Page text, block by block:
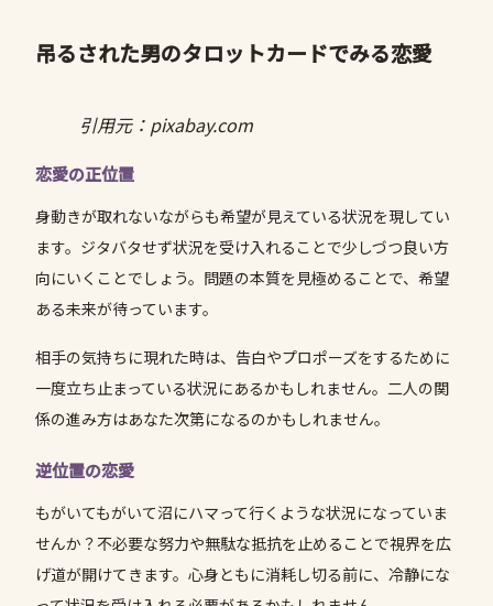
吊るされた男のタロットカードでみる恋愛
引用元：pixabay.com
恋愛の正位置
身動きが取れないながらも希望が見えている状況を現してい
ます。ジタバタせず状況を受け入れることで少しづつ良い方
向にいくことでしょう。問題の本質を見極めることで、希望
ある未来が待っています。
相手の気持ちに現れた時は、告白やプロポーズをするために
一度立ち止まっている状況にあるかもしれません。二人の関
係の進み方はあなた次第になるのかもしれません。
逆位置の恋愛
もがいてもがいて沼にハマって行くような状況になっていま
せんか？不必要な努力や無駄な抵抗を止めることで視界を広
げ道が開けてきます。心身ともに消耗し切る前に、冷静にな